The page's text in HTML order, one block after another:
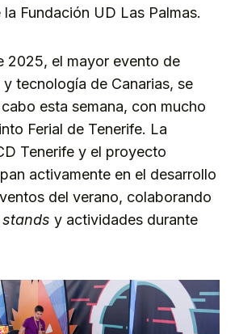
Fundación UD Las Palmas.
2025, el mayor evento de
tecnología de Canarias, se
esta semana, con mucho
Ferial de Tenerife. La
Tenerife y el proyecto
activamente en el desarrollo
del verano, colaborando
stands y actividades durante